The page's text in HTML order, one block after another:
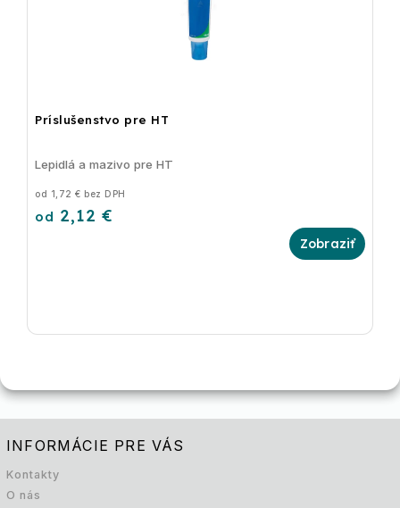
Príslušenstvo pre HT
od 1,72 € bez DPH
od 2,12 €
Lepidlá a mazivo pre HT
INFORMÁCIE PRE VÁS
Kontakty
O nás